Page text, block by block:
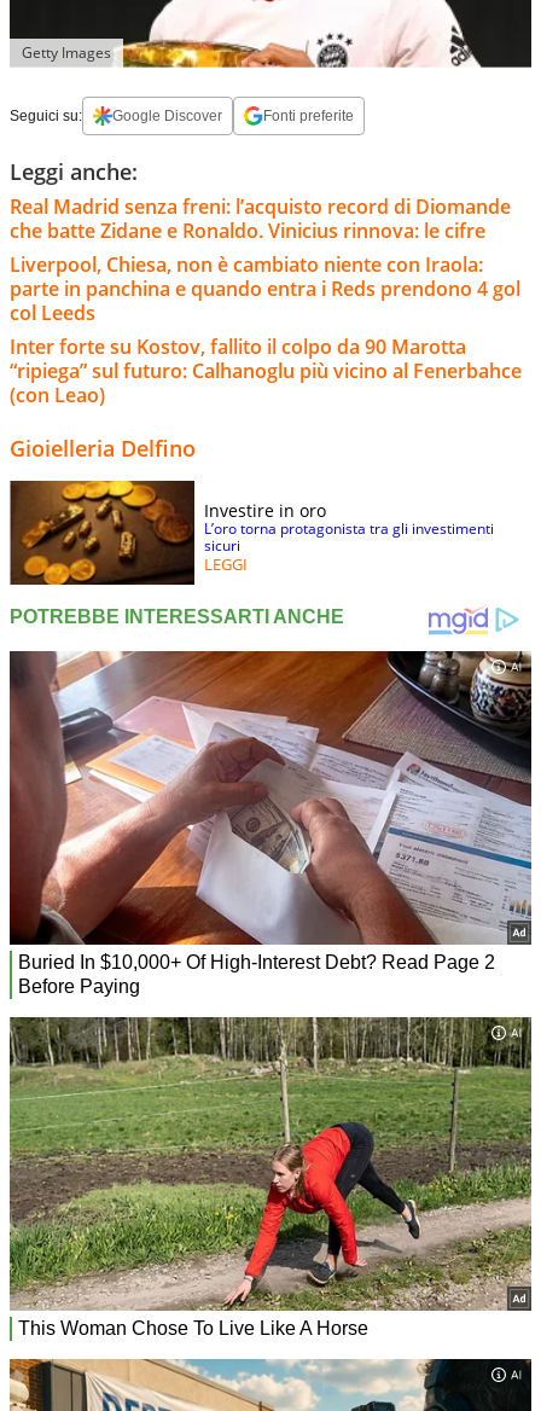
Getty Images
Seguici su: Google Discover Fonti preferite
Leggi anche:
Real Madrid senza freni: l’acquisto record di Diomande
che batte Zidane e Ronaldo. Vinicius rinnova: le cifre
Liverpool, Chiesa, non è cambiato niente con Iraola:
parte in panchina e quando entra i Reds prendono 4 gol
col Leeds
Inter forte su Kostov, fallito il colpo da 90 Marotta
“ripiega” sul futuro: Calhanoglu più vicino al Fenerbahce
(con Leao)
Gioielleria Delfino
Investire in oro
L’oro torna protagonista tra gli investimenti
sicuri
LEGGI